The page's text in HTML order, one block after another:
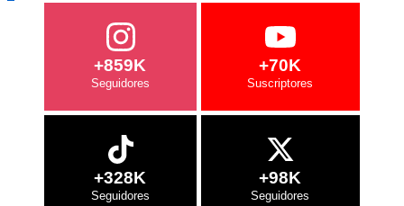
+859K +70K
+328K +98K